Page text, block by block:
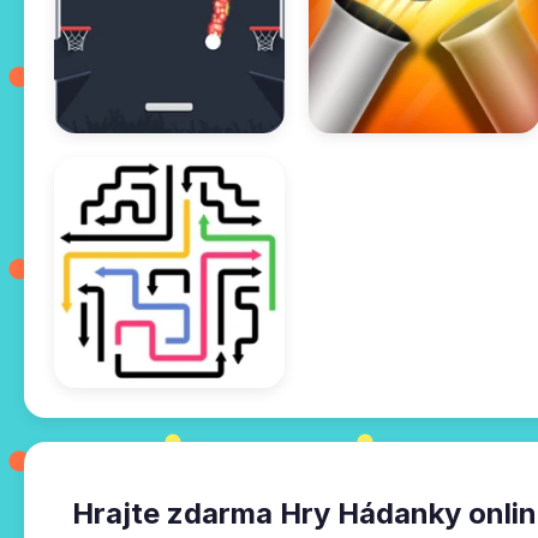
Hrajte zdarma Hry Hádanky